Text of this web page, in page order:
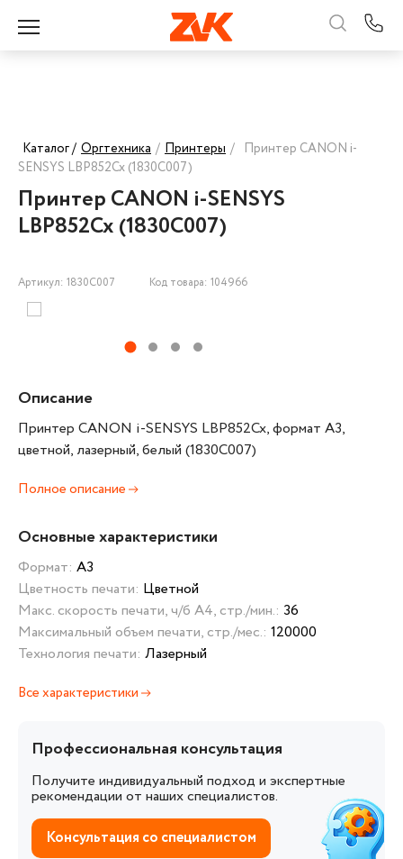
Каталог / Оргтехника / Принтеры / Принтер CANON i-
SENSYS LBP852Cx (1830C007)
Принтер CANON i-SENSYS
LBP852Cx (1830C007)
Артикул: 1830C007 Код товара: 104966
Описание
Принтер CANON i-SENSYS LBP852Cx, формат А3,
цветной, лазерный, белый (1830C007)
Полное описание
Основные характеристики
Формат: А3
Цветность печати: Цветной
Макс. скорость печати, ч/б А4, стр./мин.: 36
Максимальный объем печати, стр./мес.: 120000
Технология печати: Лазерный
Все характеристики
Профессиональная консультация
Получите индивидуальный подход и экспертные
рекомендации от наших специалистов.
Консультация со специалистом